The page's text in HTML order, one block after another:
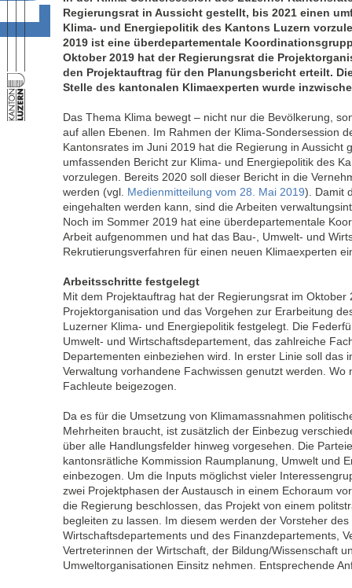
Regierungsrat in Aussicht gestellt, bis 2021 einen
Klima- und Energiepolitik des Kantons Luzern
2019 ist eine überdepartementale
Oktober 2019 hat der Regierungsrat die
den Projektauftrag für den Planungsbericht erteilt.
Stelle des kantonalen Klimaexperten wurde
Das Thema Klima bewegt – nicht nur die Bevölkerung,
auf allen Ebenen. Im Rahmen der Klima-Sondersession
Kantonsrates im Juni 2019 hat die Regierung in Aussicht
umfassenden Bericht zur Klima- und Energiepolitik des
vorzulegen. Bereits 2020 soll dieser Bericht in die
werden (vgl. Medienmitteilung vom 28. Mai 2019). Damit
eingehalten werden kann, sind die Arbeiten
Noch im Sommer 2019 hat eine überdepartementale
Arbeit aufgenommen und hat das Bau-, Umwelt- und
Rekrutierungsverfahren für einen neuen Klimaexperten
Arbeitsschritte festgelegt
Mit dem Projektauftrag hat der Regierungsrat im Oktober
Projektorganisation und das Vorgehen zur Erarbeitung
Luzerner Klima- und Energiepolitik festgelegt. Die
Umwelt- und Wirtschaftsdepartement, das zahlreiche
Departementen einbeziehen wird. In erster Linie soll das
Verwaltung vorhandene Fachwissen genutzt werden. Wo
Fachleute beigezogen.
Da es für die Umsetzung von Klimamassnahmen
Mehrheiten braucht, ist zusätzlich der Einbezug
über alle Handlungsfelder hinweg vorgesehen. Die
kantonsrätliche Kommission Raumplanung, Umwelt und
einbezogen. Um die Inputs möglichst vieler
zwei Projektphasen der Austausch in einem Echoraum
die Regierung beschlossen, das Projekt von einem
begleiten zu lassen. Im diesem werden der Vorsteher
Wirtschaftsdepartements und des Finanzdepartements,
Vertreterinnen der Wirtschaft, der Bildung/Wissenschaft
Umweltorganisationen Einsitz nehmen. Entsprechende